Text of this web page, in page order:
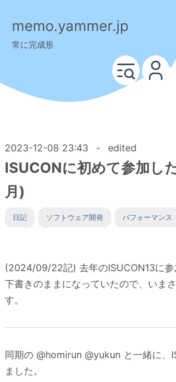
memo.yammer.jp
常に完成形
2023-12-08 23:43 - edited
ISUCONに初めて参加し
月)
日記 ソフトウェア開発 パフォーマンス
(2024/09/22記) 去年のISUCON13に参
下書きのままになっていたので、いま
す。
同期の @homirun @yukun と一緒に、
ました。